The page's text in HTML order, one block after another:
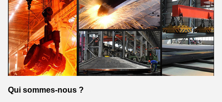
Qui sommes-nous ?